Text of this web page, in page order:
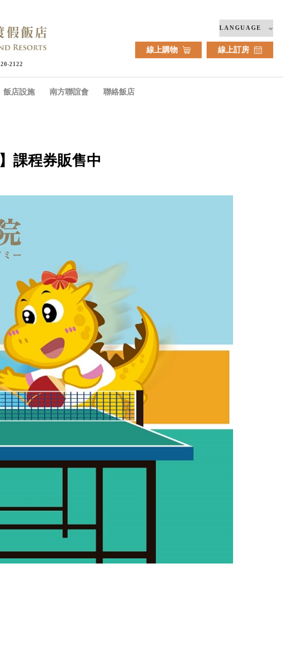
2122
線上購物 線上訂房
飯店設施 南方聯誼會 聯絡飯店
課程券販售中